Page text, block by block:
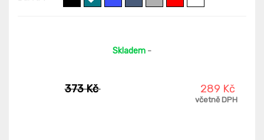
Skladem -
373 Kč 289 Kč
včetně DPH